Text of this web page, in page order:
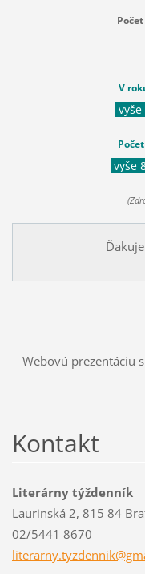
V
vyše
Webovú prezentáciu
Kontakt
Literárny týždenník
Laurinská 2, 815 84
02/5441 8670
literarny.tyzden